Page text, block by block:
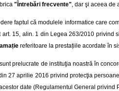
"Întrebări frecvente" , dar şi aceea de
faptul că modulele informatice care
art. 15, alin. 1 din Legea 263/2010
referitoare la prestațiile acordate în
prelucrate de instituţia noastră în
27 aprilie 2016 privind protecţia
date (Regulamentul General privind